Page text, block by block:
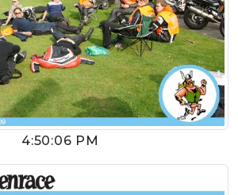
4:50:06 PM